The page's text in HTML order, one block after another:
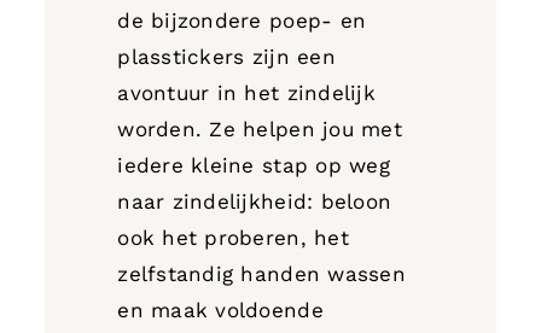
de bijzondere poep- en
plasstickers zijn een
avontuur in het zindelijk
worden. Ze helpen jou met
iedere kleine stap op weg
naar zindelijkheid: beloon
ook het proberen, het
zelfstandig handen wassen
en maak voldoende